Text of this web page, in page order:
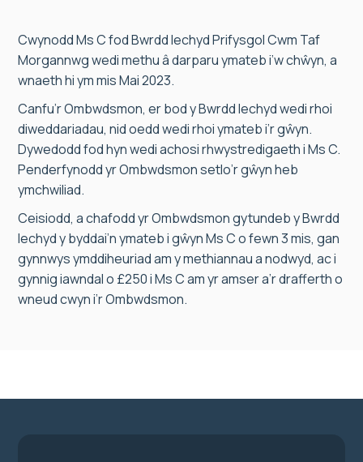
Cwynodd Ms C fod Bwrdd Iechyd Prifysgol Cwm Taf
Morgannwg wedi methu â darparu ymateb i’w chŵyn, a
wnaeth hi ym mis Mai 2023.
Canfu’r Ombwdsmon, er bod y Bwrdd Iechyd wedi rhoi
diweddariadau, nid oedd wedi rhoi ymateb i’r gŵyn.
Dywedodd fod hyn wedi achosi rhwystredigaeth i Ms C.
Penderfynodd yr Ombwdsmon setlo’r gŵyn heb
ymchwiliad.
Ceisiodd, a chafodd yr Ombwdsmon gytundeb y Bwrdd
Iechyd y byddai’n ymateb i gŵyn Ms C o fewn 3 mis, gan
gynnwys ymddiheuriad am y methiannau a nodwyd, ac i
gynnig iawndal o £250 i Ms C am yr amser a’r drafferth o
wneud cwyn i’r Ombwdsmon.